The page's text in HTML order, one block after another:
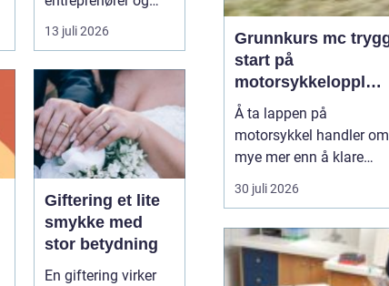
prosjekterende må
forholde seg ...
13 juli 2026
Giftering et lite
smykke med
stor betydning
En giftering virker
Grunnkurs mc trygg
start på
motorsykkelopplæri
ngen
Å ta lappen på
motorsykkel handler om
mye mer enn å klare
førerprøven. Mange
ønsker frihetsfølelsen og
hjul, men får samtidig
høre at motorsykkel er
30 juli 2026